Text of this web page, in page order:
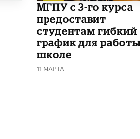
МГПУ с 3-го курса
предоставит
студентам гибкий
график для
школе
11 МАРТА